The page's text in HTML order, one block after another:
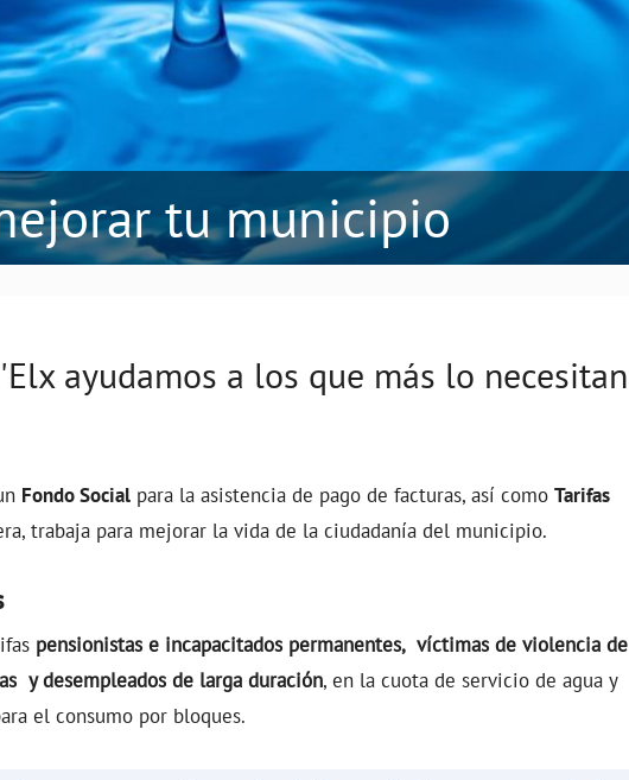
tu municipio
ayudamos a los que más lo necesitan
Fondo Social para la asistencia de pago de facturas, así como Tarifas
trabaja para mejorar la vida de la ciudadanía del municipio.
pensionistas e incapacitados permanentes, víctimas de violencia de
y desempleados de larga duración, en la cuota de servicio de agua y
el consumo por bloques.